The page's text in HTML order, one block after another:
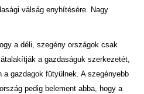
válság enyhítésére. Nagy
a déli, szegény országok csak
a gazdaságuk szerkezetét,
gazdagok fütyülnek. A szegényebb
pedig belement abba, hogy a